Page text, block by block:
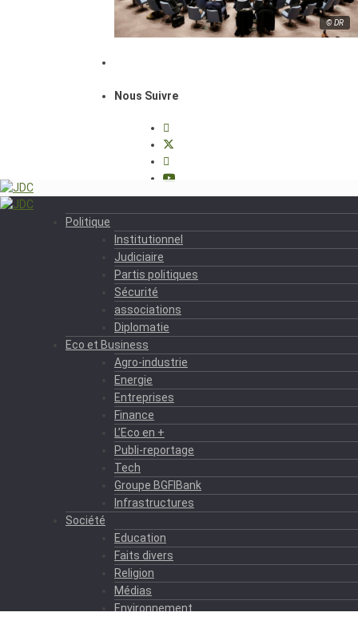
© DR
Nous Suivre
Politique
Institutionnel
Judiciaire
Partis politiques
Sécurité
associations
Diplomatie
Eco et Business
Agro-industrie
Energie
Entreprises
Finance
L’Eco en +
Publi-reportage
Tech
Groupe BGFIBank
Infrastructures
Société
Education
Faits divers
Religion
Médias
Environnement